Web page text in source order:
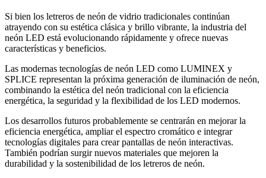
Si bien los letreros de neón de vidrio tradicionales continúan
atrayendo con su estética clásica y brillo vibrante, la industria del
neón LED está evolucionando rápidamente y ofrece nuevas
características y beneficios.
Las modernas tecnologías de neón LED como LUMINEX y
SPLICE representan la próxima generación de iluminación de neón,
combinando la estética del neón tradicional con la eficiencia
energética, la seguridad y la flexibilidad de los LED modernos.
Los desarrollos futuros probablemente se centrarán en mejorar la
eficiencia energética, ampliar el espectro cromático e integrar
tecnologías digitales para crear pantallas de neón interactivas.
También podrían surgir nuevos materiales que mejoren la
durabilidad y la sostenibilidad de los letreros de neón.